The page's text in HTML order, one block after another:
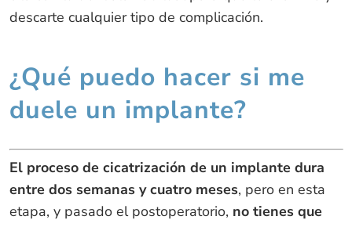
descarte cualquier tipo de complicación.
¿Qué puedo hacer si me
duele un implante?
El proceso de cicatrización de un implante dura
entre dos semanas y cuatro meses, pero en esta
etapa, y pasado el postoperatorio, no tienes que